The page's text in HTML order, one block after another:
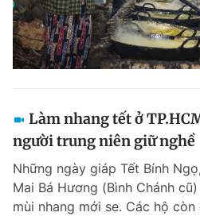
Làm nhang tết ở
người trung niên giữ nghề
Những ngày giáp Tết Bính
Mai Bá Hương (Bình Chánh
mùi nhang mới se. Các hộ